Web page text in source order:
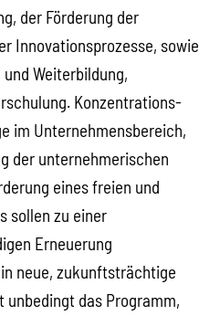
der Förderung der
Innovationsprozesse, sowie
Weiterbildung,
Konzentrations-
im Unternehmensbereich,
der unternehmerischen
eines freien und
sollen zu einer
Erneuerung
neue, zukunftsträchtige
unbedingt das Programm,